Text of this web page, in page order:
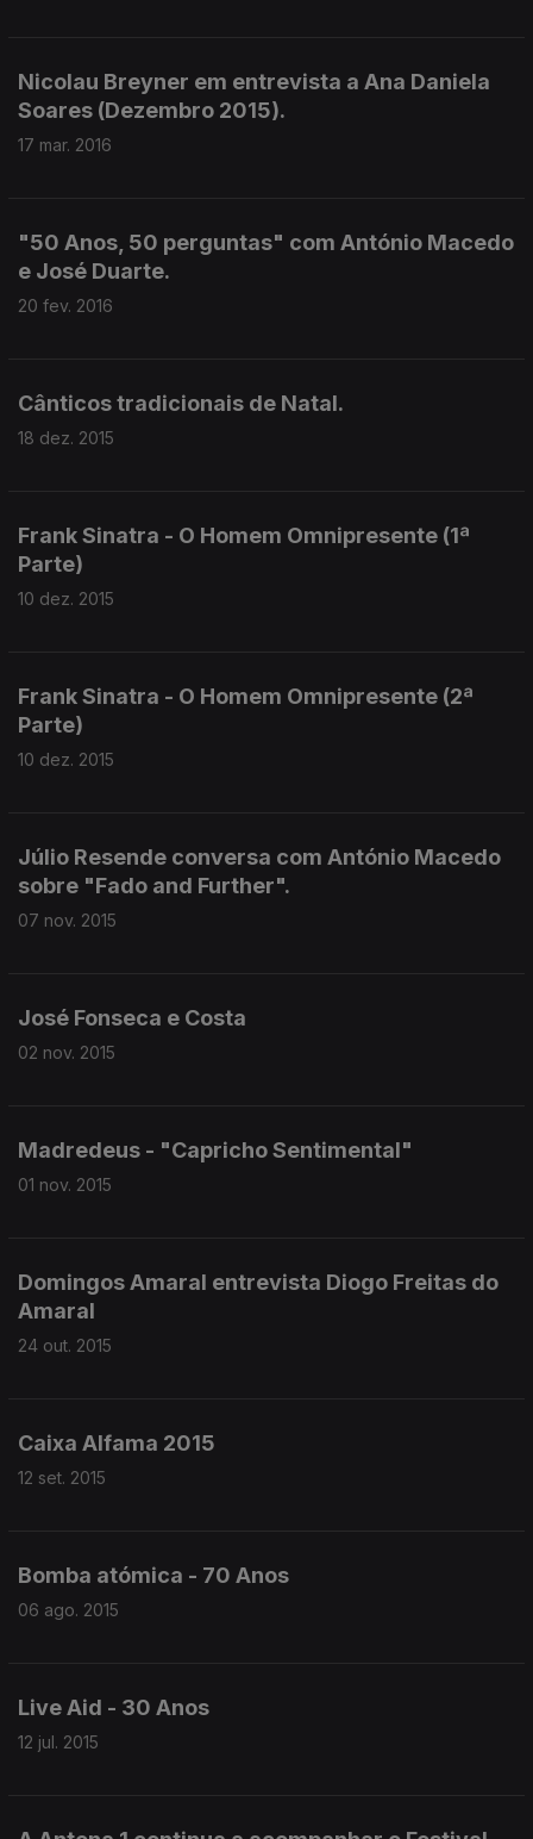
Nicolau Breyner em entrevista a Ana Daniela
Soares (Dezembro 2015).
17 mar. 2016
"50 Anos, 50 perguntas" com António Macedo
e José Duarte.
20 fev. 2016
Cânticos tradicionais de Natal.
18 dez. 2015
Frank Sinatra - O Homem Omnipresente (1ª
Parte)
10 dez. 2015
Frank Sinatra - O Homem Omnipresente (2ª
Parte)
10 dez. 2015
Júlio Resende conversa com António Macedo
sobre "Fado and Further".
07 nov. 2015
José Fonseca e Costa
02 nov. 2015
Madredeus - "Capricho Sentimental"
01 nov. 2015
Domingos Amaral entrevista Diogo Freitas do
Amaral
24 out. 2015
Caixa Alfama 2015
12 set. 2015
Bomba atómica - 70 Anos
06 ago. 2015
Live Aid - 30 Anos
12 jul. 2015